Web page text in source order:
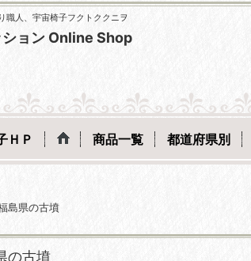
職人、宇宙椅子フクトククニヲ
ョン Online Shop
ＨＰ 商品一覧 都道府県別
島県の古墳
の古墳